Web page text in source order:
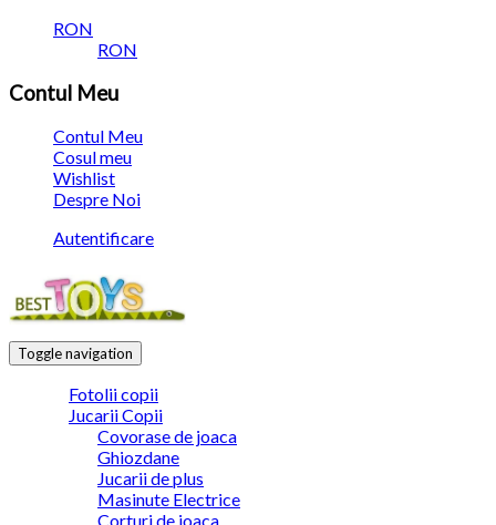
RON
RON
Contul Meu
Contul Meu
Cosul meu
Wishlist
Despre Noi
Autentificare
Toggle navigation
Fotolii copii
Jucarii Copii
Covorase de joaca
Ghiozdane
Jucarii de plus
Masinute Electrice
Corturi de joaca